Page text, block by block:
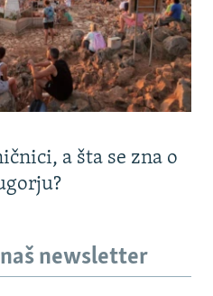
a šta se zna o
newsletter